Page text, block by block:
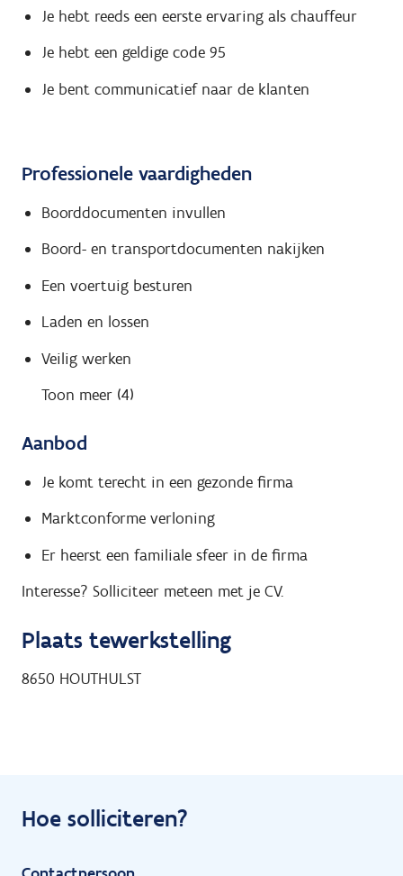
Je hebt reeds een eerste ervaring als chauffeur
Je hebt een geldige code 95
Je bent communicatief naar de klanten
Professionele vaardigheden
Boorddocumenten invullen
Boord- en transportdocumenten nakijken
Een voertuig besturen
Laden en lossen
Veilig werken
Toon meer (4)
Aanbod
Je komt terecht in een gezonde firma
Marktconforme verloning
Er heerst een familiale sfeer in de firma
Interesse? Solliciteer meteen met je CV.
Plaats tewerkstelling
8650 HOUTHULST
Hoe solliciteren?